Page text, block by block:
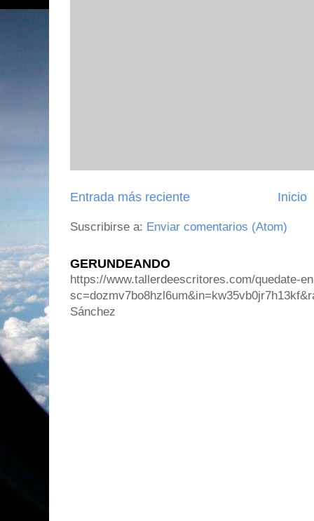
Entrada más reciente Inicio
Suscribirse a: Enviar comentarios (Atom)
GERUNDEANDO
https://www.tallerdeescritores.com/quedate-
Sánchez